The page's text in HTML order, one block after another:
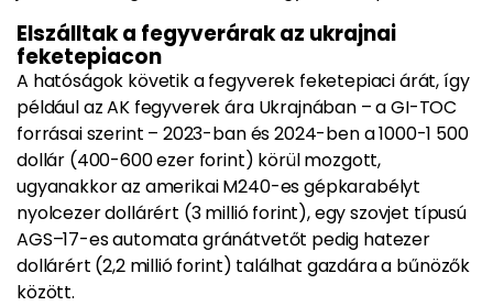
Elszálltak a fegyverárak az ukrajnai
feketepiacon
A hatóságok követik a fegyverek feketepiaci árát, így
például az AK fegyverek ára Ukrajnában – a GI-TOC
forrásai szerint – 2023-ban és 2024-ben a 1000-1 500
dollár (400-600 ezer forint) körül mozgott,
ugyanakkor az amerikai M240-es gépkarabélyt
nyolcezer dollárért (3 millió forint), egy szovjet típusú
AGS–17-es automata gránátvetőt pedig hatezer
dollárért (2,2 millió forint) találhat gazdára a bűnözők
között.